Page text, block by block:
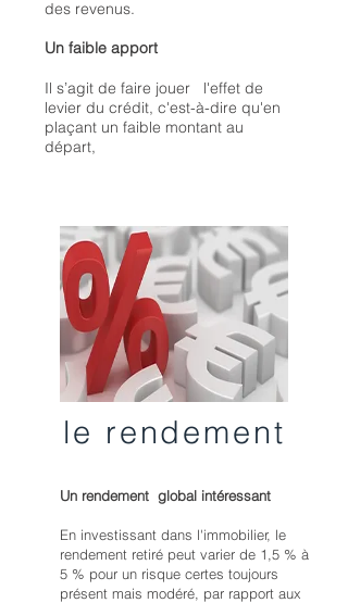
des revenus.
Un faible apport
Il s’agit de faire jouer l'effet de
levier du crédit, c'est-à-dire qu'en
plaçant un faible montant au
départ,
le rendement
Un rendement global intéressant
En investissant dans l'immobilier, le
rendement retiré peut varier de 1,5 % à
5 % pour un risque certes toujours
présent mais modéré, par rapport aux